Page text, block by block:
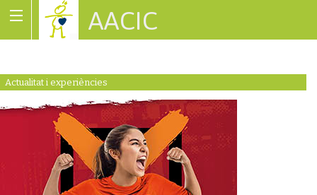
AACIC
Actualitat i experiències